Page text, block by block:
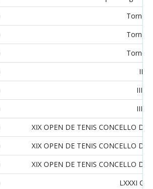
Torneo
Torneo
Torneo
II
III
III
XIX OPEN DE TENIS CONCELLO DE
XIX OPEN DE TENIS CONCELLO DE
XIX OPEN DE TENIS CONCELLO DE
LXXXI